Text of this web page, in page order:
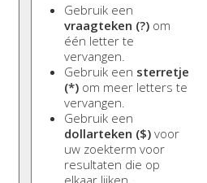
Gebruik een
vraagteken (?) om
één letter te
vervangen.
Gebruik een sterretje
(*) om meer letters te
vervangen.
Gebruik een
dollarteken ($) voor
uw zoekterm voor
resultaten die op
elkaar lijken.